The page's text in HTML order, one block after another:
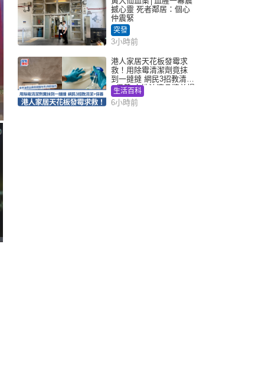
撼心靈 死者鄰居：個心
仲震緊
突發
3小時前
港人家居天花板發霉求
救！用除霉清潔劑竟抹
到一撻撻 網民3招教清潔
+保養 本地油漆品牌曾提
醒勿用1物防變色
生活百科
6小時前